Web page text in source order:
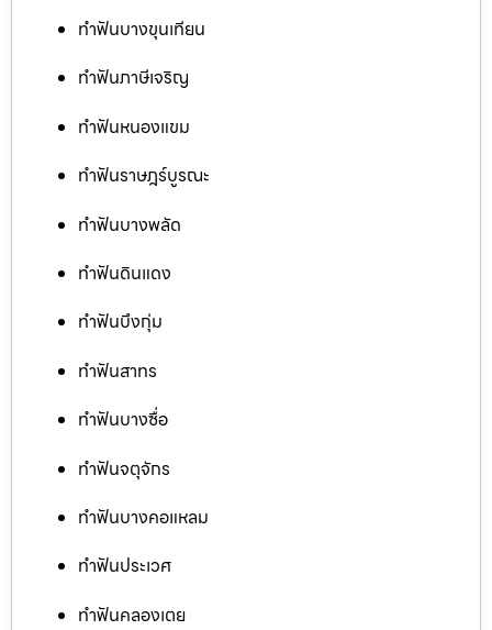
ทำฟันบางขุนเทียน
ทำฟันภาษีเจริญ
ทำฟันหนองแขม
ทำฟันราษฎร์บูรณะ
ทำฟันบางพลัด
ทำฟันดินแดง
ทำฟันบึงกุ่ม
ทำฟันสาทร
ทำฟันบางซื่อ
ทำฟันจตุจักร
ทำฟันบางคอแหลม
ทำฟันประเวศ
ทำฟันคลองเตย